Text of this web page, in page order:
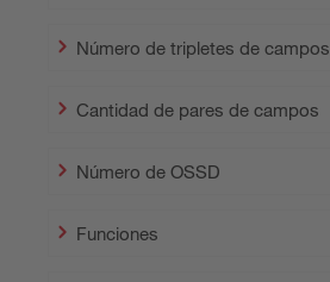
Número de tripletes de campos
Cantidad de pares de campos
Número de OSSD
Funciones